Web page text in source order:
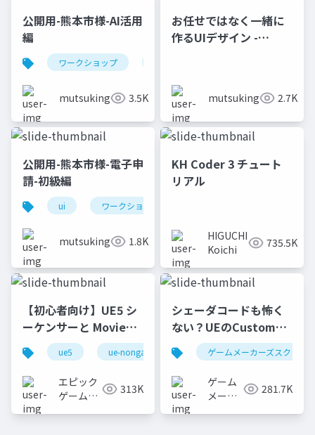
公開用-熊本市様-AI活用
編
ワークショップ
mutsuking 3.5K
お任せではなく一緒に
作るUIデザイン -
Special（SaCSS
vol.106）mutsuking 2.7K
公開用-熊本市様-電子申
請-初級編
ui ワークショップ
mutsuking 1.8K
KH Coder 3 チュート
リアル
HIGUCHI
Koichi
735.5K
【初心者向け】UE5 シ
ーケンサーと Movie
Render Queue の使い
方【Cinematic Dive
2023】
ue5 ue-nongame
エピック
ゲームズ
313K
シェーダコードも怖く
ない？UEのCustomノ
ードで学ぶHLSL入門
ゲームメーカーズスクラン
ゲーム
メーカ
281.7K